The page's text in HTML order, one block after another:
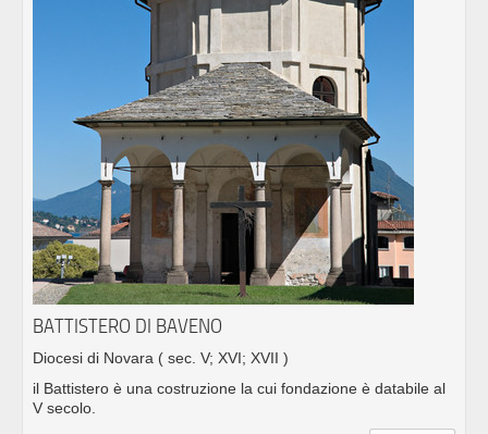
BATTISTERO DI BAVENO
Diocesi di Novara ( sec. V; XVI; XVII )
il Battistero è una costruzione la cui fondazione è databile al
V secolo.